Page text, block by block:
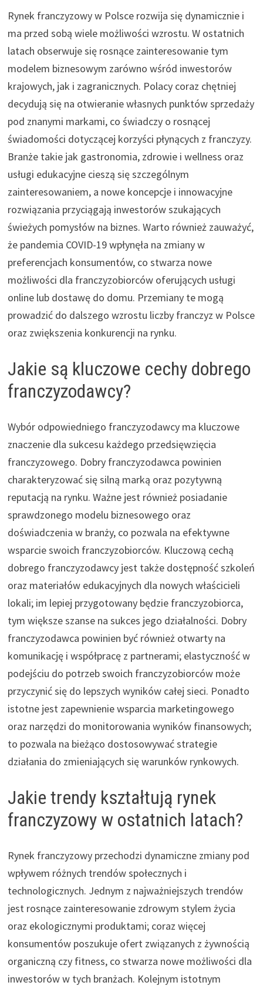
Rynek franczyzowy w Polsce rozwija się dynamicznie i
ma przed sobą wiele możliwości wzrostu. W ostatnich
latach obserwuje się rosnące zainteresowanie tym
modelem biznesowym zarówno wśród inwestorów
krajowych, jak i zagranicznych. Polacy coraz chętniej
decydują się na otwieranie własnych punktów sprzedaży
pod znanymi markami, co świadczy o rosnącej
świadomości dotyczącej korzyści płynących z franczyzy.
Branże takie jak gastronomia, zdrowie i wellness oraz
usługi edukacyjne cieszą się szczególnym
zainteresowaniem, a nowe koncepcje i innowacyjne
rozwiązania przyciągają inwestorów szukających
świeżych pomysłów na biznes. Warto również zauważyć,
że pandemia COVID-19 wpłynęła na zmiany w
preferencjach konsumentów, co stwarza nowe
możliwości dla franczyzobiorców oferujących usługi
online lub dostawę do domu. Przemiany te mogą
prowadzić do dalszego wzrostu liczby franczyz w Polsce
oraz zwiększenia konkurencji na rynku.
Jakie są kluczowe cechy dobrego
franczyzodawcy?
Wybór odpowiedniego franczyzodawcy ma kluczowe
znaczenie dla sukcesu każdego przedsięwzięcia
franczyzowego. Dobry franczyzodawca powinien
charakteryzować się silną marką oraz pozytywną
reputacją na rynku. Ważne jest również posiadanie
sprawdzonego modelu biznesowego oraz
doświadczenia w branży, co pozwala na efektywne
wsparcie swoich franczyzobiorców. Kluczową cechą
dobrego franczyzodawcy jest także dostępność szkoleń
oraz materiałów edukacyjnych dla nowych właścicieli
lokali; im lepiej przygotowany będzie franczyzobiorca,
tym większe szanse na sukces jego działalności. Dobry
franczyzodawca powinien być również otwarty na
komunikację i współpracę z partnerami; elastyczność w
podejściu do potrzeb swoich franczyzobiorców może
przyczynić się do lepszych wyników całej sieci. Ponadto
istotne jest zapewnienie wsparcia marketingowego
oraz narzędzi do monitorowania wyników finansowych;
to pozwala na bieżąco dostosowywać strategie
działania do zmieniających się warunków rynkowych.
Jakie trendy kształtują rynek
franczyzowy w ostatnich latach?
Rynek franczyzowy przechodzi dynamiczne zmiany pod
wpływem różnych trendów społecznych i
technologicznych. Jednym z najważniejszych trendów
jest rosnące zainteresowanie zdrowym stylem życia
oraz ekologicznymi produktami; coraz więcej
konsumentów poszukuje ofert związanych z żywnością
organiczną czy fitness, co stwarza nowe możliwości dla
inwestorów w tych branżach. Kolejnym istotnym